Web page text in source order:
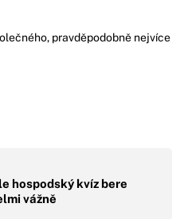
pravděpodobně nejvíce
hospodský kvíz bere
vážně